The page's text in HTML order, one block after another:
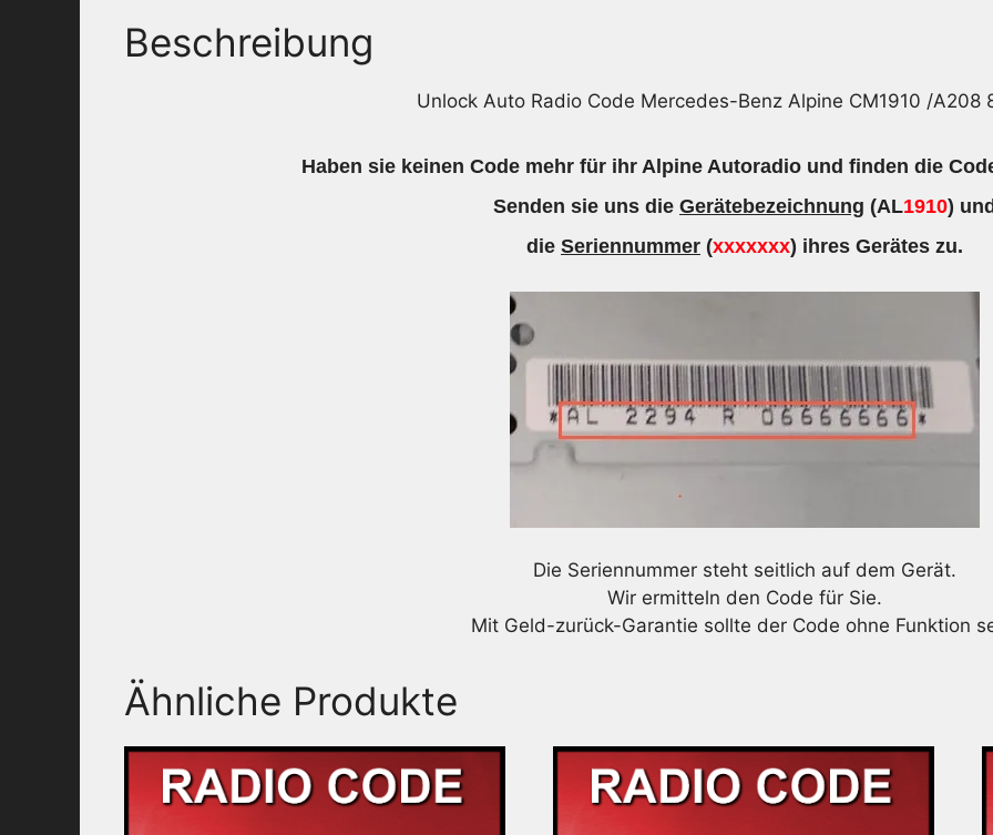
Beschreibung
Unlock Auto Radio Code Mercedes-Benz Alpine CM1910 /A208
Haben sie keinen Code mehr für ihr Alpine Autoradio und finden die
Senden sie uns die Gerätebezeichnung (AL1910)
die Seriennummer (xxxxxxx) ihres Gerätes zu.
Die Seriennummer steht seitlich auf dem Gerät.
Wir ermitteln den Code für Sie.
Mit Geld-zurück-Garantie sollte der Code ohne Funktion
Ähnliche Produkte